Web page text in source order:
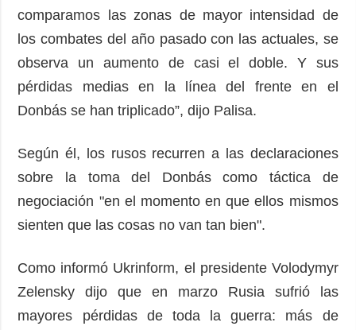
comparamos las zonas de mayor intensidad de
los combates del año pasado con las actuales, se
observa un aumento de casi el doble. Y sus
pérdidas medias en la línea del frente en el
Donbás se han triplicado”, dijo Palisa.
Según él, los rusos recurren a las declaraciones
sobre la toma del Donbás como táctica de
negociación "en el momento en que ellos mismos
sienten que las cosas no van tan bien".
Como informó Ukrinform, el presidente Volodymyr
Zelensky dijo que en marzo Rusia sufrió las
mayores pérdidas de toda la guerra: más de